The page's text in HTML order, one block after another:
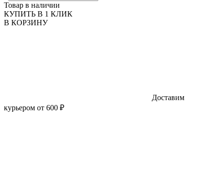
Товар в наличии
КУПИТЬ В 1 КЛИК
В КОРЗИНУ
Доставим
курьером от 600 ₽